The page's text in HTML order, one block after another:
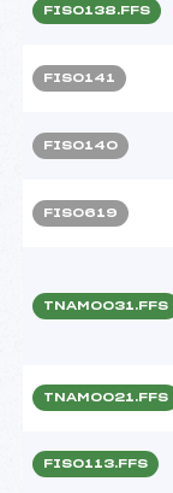
FIS0138.FFS
FIS0141
FIS0140
FIS0619
TNAM0031.FFS
TNAM0021.FFS
FIS0113.FFS